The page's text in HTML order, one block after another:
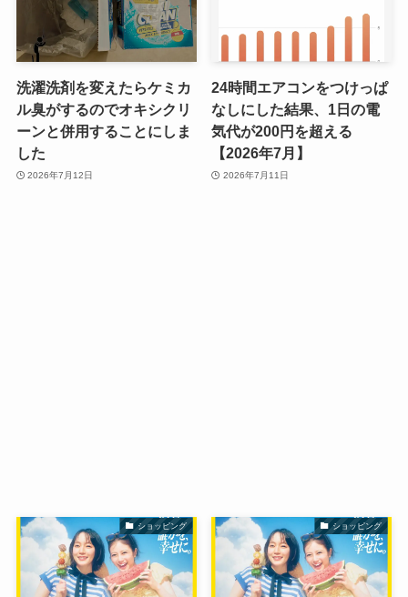
洗濯洗剤を変えたらケミカ
ル臭がするのでオキシクリ
ーンと併用することにしま
した
2026年7月12日
24時間エアコンをつけっぱ
なしにした結果、1日の電
気代が200円を超える
【2026年7月】
2026年7月11日
ショッピング ショッピング